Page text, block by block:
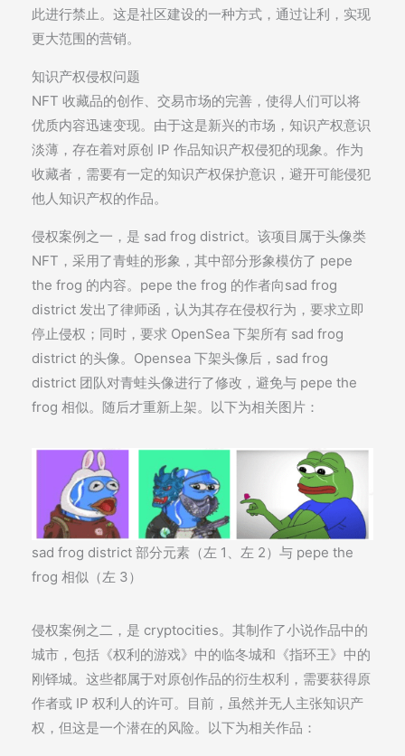
此进行禁止。这是社区建设的一种方式，通过让利，实现
更大范围的营销。
知识产权侵权问题
NFT 收藏品的创作、交易市场的完善，使得人们可以将
优质内容迅速变现。由于这是新兴的市场，知识产权意识
淡薄，存在着对原创 IP 作品知识产权侵犯的现象。作为
收藏者，需要有一定的知识产权保护意识，避开可能侵犯
他人知识产权的作品。
侵权案例之一，是 sad frog district。该项目属于头像类
NFT，采用了青蛙的形象，其中部分形象模仿了 pepe
the frog 的内容。pepe the frog 的作者向sad frog
district 发出了律师函，认为其存在侵权行为，要求立即
停止侵权；同时，要求 OpenSea 下架所有 sad frog
district 的头像。Opensea 下架头像后，sad frog
district 团队对青蛙头像进行了修改，避免与 pepe the
frog 相似。随后才重新上架。以下为相关图片：
sad frog district 部分元素（左 1、左 2）与 pepe the
frog 相似（左 3）
侵权案例之二，是 cryptocities。其制作了小说作品中的
城市，包括《权利的游戏》中的临冬城和《指环王》中的
刚铎城。这些都属于对原创作品的衍生权利，需要获得原
作者或 IP 权利人的许可。目前，虽然并无人主张知识产
权，但这是一个潜在的风险。以下为相关作品：